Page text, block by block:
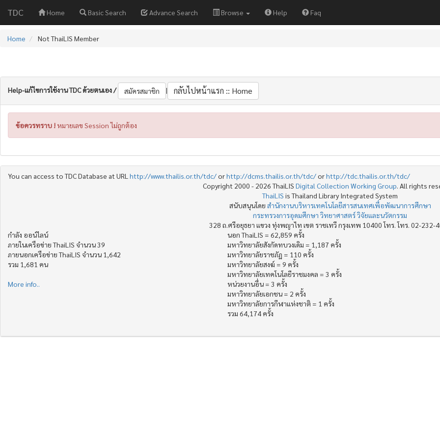
TDC Home Basic Search Advance Search Browse Help Faq
Home Not ThaiLIS Member
Help-แก้ไขการใช้งาน TDC ด้วยตนเอง / สมัครสมาชิก | กลับไปหน้าแรก :: Home
ข้อควรทราบ ! หมายเลข Session ไม่ถูกต้อง
You can access to TDC Database at URL http://www.thailis.or.th/tdc/orhttp://dcms.thailis.or.th/tdc/orhttp://tdc.thailis.or.th/tdc/
Copyright 2000 - 2026 ThaiLIS Digital Collection Working Group. All rights
ThaiLIS is Thailand Library Integrated System
สนับสนุนโดย สำนักงานบริหารเทคโนโลยีสารสนเทศเพื่อพัฒนาการศึกษา
กระทรวงการอุดมศึกษา วิทยาศาสตร์ วิจัยและนวัตกรรม
328 ถ.ศรีอยุธยา แขวง ทุ่งพญาไท เขต ราชเทวี กรุงเทพ 10400 โทร. โทร. 02-232-
กำลัง ออน์ไลน์
ภายในเครือข่าย ThaiLIS จำนวน 39
ภายนอกเครือข่าย ThaiLIS จำนวน 1,642
รวม 1,681 คน
More info..
นอก ThaiLIS = 62,859 ครั้ง
มหาวิทยาลัยสังกัดทบวงเดิม = 1,187 ครั้ง
มหาวิทยาลัยราชภัฏ = 110 ครั้ง
มหาวิทยาลัยสงฆ์ = 9 ครั้ง
มหาวิทยาลัยเทคโนโลยีราชมงคล = 3 ครั้ง
หน่วยงานอื่น = 3 ครั้ง
มหาวิทยาลัยเอกชน = 2 ครั้ง
มหาวิทยาลัยการกีฬาแห่งชาติ = 1 ครั้ง
รวม 64,174 ครั้ง